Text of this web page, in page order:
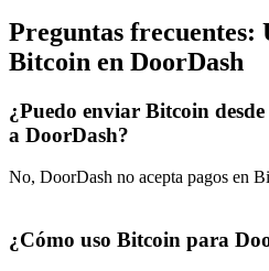
Preguntas frecuentes:
Bitcoin en DoorDash
¿Puedo enviar Bitcoin
a DoorDash?
No, DoorDash no acepta pagos en
¿Cómo uso Bitcoin para